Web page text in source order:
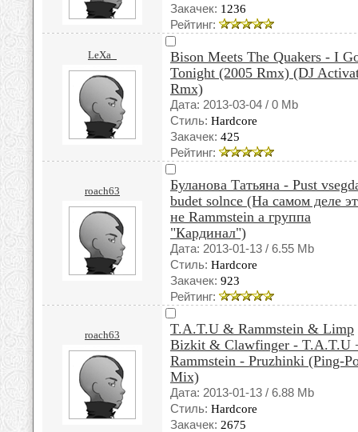
Закачек: 1236
Рейтинг:
LeXa_
Bison Meets The Quakers - I
Tonight (2005 Rmx) (DJ
Rmx)
Дата: 2013-03-04 / 0 Mb
Стиль: Hardcore
Закачек: 425
Рейтинг:
roach63
Буланова Татьяна - Pust
budet solnce (На самом деле
не Rammstein а группа
"Кардинал")
Дата: 2013-01-13 / 6.55 Mb
Стиль: Hardcore
Закачек: 923
Рейтинг:
roach63
T.A.T.U & Rammstein & Limp
Bizkit & Clawfinger - T.A.T.U
Rammstein - Pruzhinki (Ping-
Mix)
Дата: 2013-01-13 / 6.88 Mb
Стиль: Hardcore
Закачек: 2675